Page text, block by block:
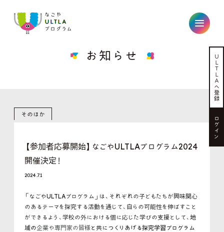
Ｕ
Ｌ
Ｔ
Ｌ
Ａ
へ
登
録
ロ
グ
イ
ン
お知らせ
そのほか
【参加者応募開始】なごやULTLAプログラム2024
開催決定！
2024.7.1
「なごやULTLAプログラム」は、それぞれの子どもたちが興味関心
のあるテーマを探究する活動を通じて、自らの可能性を伸ばすこと
ができるよう、学校の外における個に応じた学びの支援として、 地
域の企業や専門家の皆様と共につくりあげる探究学習プログラム